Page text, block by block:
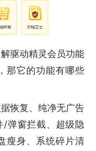
驱动精灵会员功能
那它的功能有哪些
恢复、纯净无广告
/弹窗拦截、超级隐
瘦身、系统碎片清